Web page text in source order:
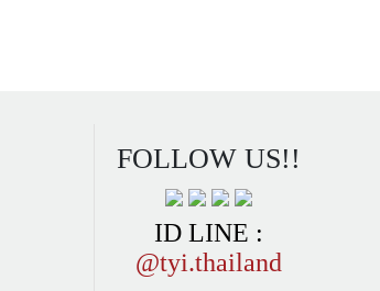
FOLLOW US!!
ID LINE :
@tyi.thailand